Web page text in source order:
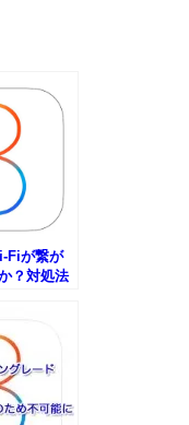
Fiが繋が
？対処法